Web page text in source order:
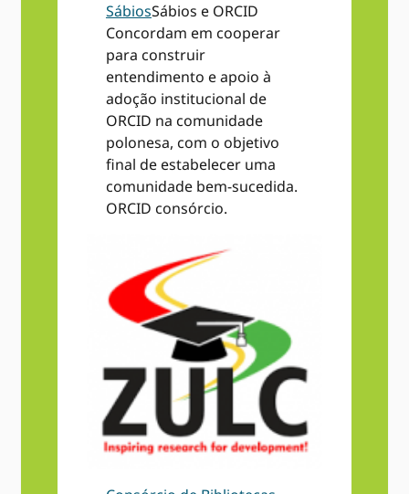
SábiosSábios e ORCID
Concordam em cooperar
para construir
entendimento e apoio à
adoção institucional de
ORCID na comunidade
polonesa, com o objetivo
final de estabelecer uma
comunidade bem-sucedida.
ORCID consórcio.